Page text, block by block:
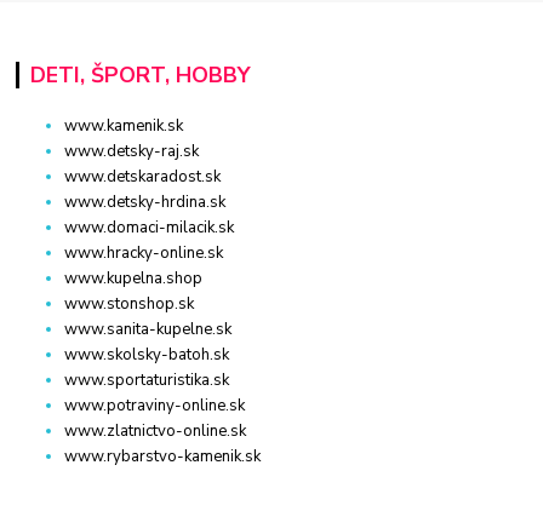
DETI, ŠPORT, HOBBY
www.kamenik.sk
www.detsky-raj.sk
www.detskaradost.sk
www.detsky-hrdina.sk
www.domaci-milacik.sk
www.hracky-online.sk
www.kupelna.shop
www.stonshop.sk
www.sanita-kupelne.sk
www.skolsky-batoh.sk
www.sportaturistika.sk
www.potraviny-online.sk
www.zlatnictvo-online.sk
www.rybarstvo-kamenik.sk